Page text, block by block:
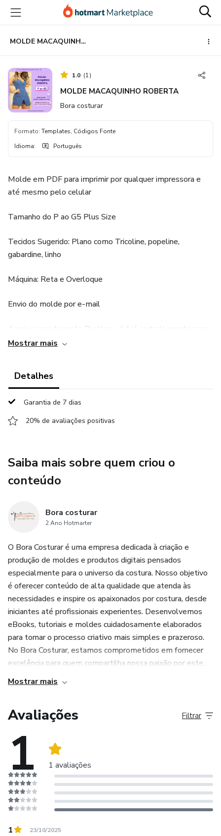
para
conteúdo
principal
para
pagamento
para
rodapé
MOLDE MACAQUINHO ROBERTA
1.0 (1)
MOLDE MACAQUINHO ROBERTA
Bora costurar
Formato: Templates, Códigos Fonte
Idioma: Português
Molde em PDF para imprimir por qualquer impressora e
até mesmo pelo celular
Tamanho do P ao G5 Plus Size
Tecidos Sugerido: Plano como Tricoline, popeline,
gabardine, linho
Máquina: Reta e Overloque
Envio do molde por e-mail
Arquivos em formato Plotter e A4 já cortado pronto para
imprimir
Com margem de costura
testado e aprovado pela modelista
Mostrar mais
Detalhes
Garantia de 7 dias
20% de avaliações positivas
Saiba mais sobre quem criou o
conteúdo
Bora costurar
2 Ano Hotmarter
O Bora Costurar é uma empresa dedicada à criação e
produção de moldes e produtos digitais pensados ​​
especialmente para o universo da costura. Nosso objetivo
é oferecer conteúdo de alta qualidade que atenda às
necessidades e inspire os apaixonados por costura, desde
iniciantes até profissionais experientes. Desenvolvemos
eBooks, tutoriais e moldes cuidadosamente elaborados
para tornar o processo criativo mais simples e prazeroso.
No Bora Costurar, estamos comprometidos em fornecer
excelência para quem compartilha nossa paixão por este...
Mostrar mais
Avaliações
1 1 avaliações
Filtrar
1 23/10/2025